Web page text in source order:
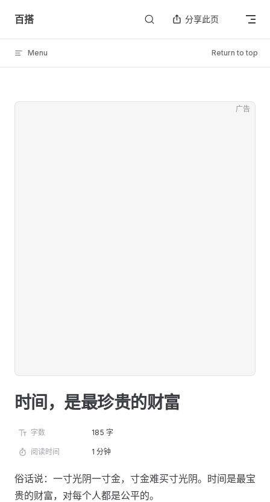
Skip to content
百搭 分享此页
Menu Return to top
广告
时间，是最珍贵的财富
字数 185 字
阅读时间 1 分钟
俗话说：一寸光阴一寸金，寸金难买寸光阴。时间是最宝
贵的财富，对每个人都是公平的。